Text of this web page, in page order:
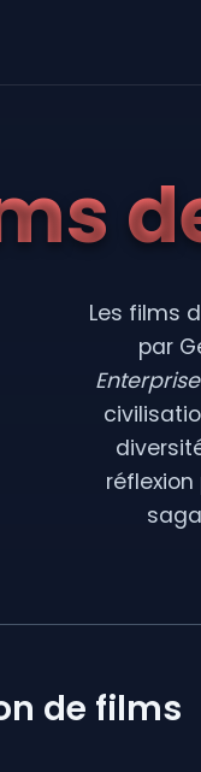
Les films
par
Enterprise
de films